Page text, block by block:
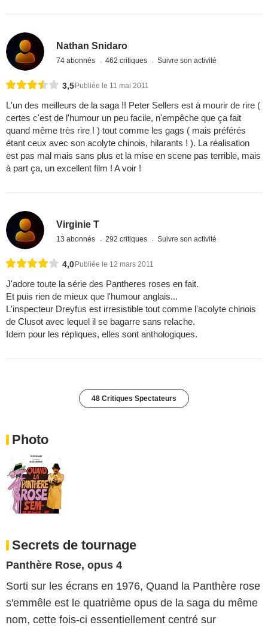
Nathan Snidaro
74 abonnés 462 critiques Suivre son activité
3,5Publiée le 11 mai 2011
L'un des meilleurs de la saga !! Peter Sellers est à mourir de rire (
certes c'est de l'humour un peu facile, n'empêche que ça fait
quand même très rire ! ) tout comme les gags ( mais préférés
étant ceux avec son acolyte chinois, hilarants ! ). La réalisation
est pas mal mais sans plus et la mise en scene pas terrible, mais
à part ça, un excellent film ! A voir !
Virginie T
13 abonnés 292 critiques Suivre son activité
4,0 Publiée le 12 mars 2011
J'adore toute la série des Pantheres roses en fait.
Et puis rien de mieux que l'humour anglais...
L'inspecteur Dreyfus est irresistible tout comme l'acolyte chinois
de Clusot avec lequel il se bagarre sans relache.
Idem pour les répliques, elles sont anthologiques.
48 Critiques Spectateurs
Photo
Secrets de tournage
Panthère Rose, opus 4
Sorti sur les écrans en 1976, Quand la Panthère rose
s'emmêle est le quatrième opus de la saga du même
nom, cette fois-ci essentiellement centré sur